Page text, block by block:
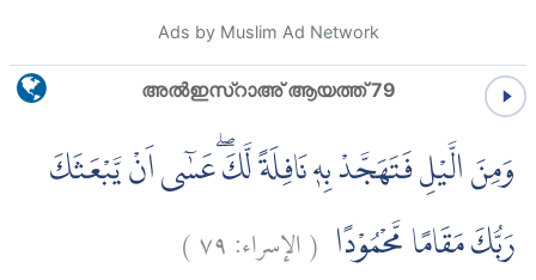
Ads by Muslim Ad Network
അല്‍ഇസ്റാഅ് ആയത്ത് 79
وَمِنَ الَّيْلِ فَتَهَجَّدْ بِهٖ نَافِلَةً لَّكَۖ عَسٰٓى اَنْ يَّبْعَثَكَ
رَبُّكَ مَقَامًا مَّحْمُوْدًا (الإسراء:٧٩)